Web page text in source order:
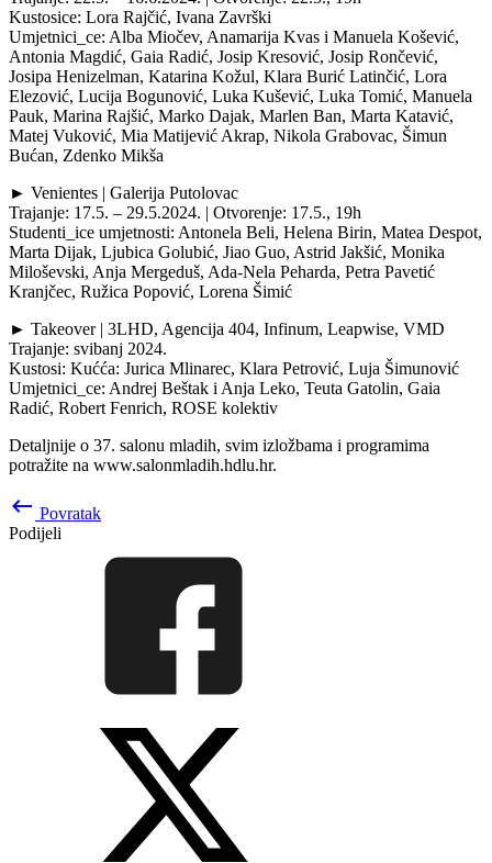
Kustosice: Lora Rajčić, Ivana Završki
Umjetnici_ce: Alba Miočev, Anamarija Kvas i Manuela Košević,
Antonia Magdić, Gaia Radić, Josip Kresović, Josip Rončević,
Josipa Henizelman, Katarina Kožul, Klara Burić Latinčić, Lora
Elezović, Lucija Bogunović, Luka Kušević, Luka Tomić, Manuela
Pauk, Marina Rajšić, Marko Dajak, Marlen Ban, Marta Katavić,
Matej Vuković, Mia Matijević Akrap, Nikola Grabovac, Šimun
Bućan, Zdenko Mikša
► Venientes | Galerija Putolovac
Trajanje: 17.5. – 29.5.2024. | Otvorenje: 17.5., 19h
Studenti_ice umjetnosti: Antonela Beli, Helena Birin, Matea Despot,
Marta Dijak, Ljubica Golubić, Jiao Guo, Astrid Jakšić, Monika
Miloševski, Anja Mergeduš, Ada-Nela Peharda, Petra Pavetić
Kranjčec, Ružica Popović, Lorena Šimić
► Takeover | 3LHD, Agencija 404, Infinum, Leapwise, VMD
Trajanje: svibanj 2024.
Kustosi: Kućća: Jurica Mlinarec, Klara Petrović, Luja Šimunović
Umjetnici_ce: Andrej Beštak i Anja Leko, Teuta Gatolin, Gaia
Radić, Robert Fenrich, ROSE kolektiv
Detaljnije o 37. salonu mladih, svim izložbama i programima
potražite na www.salonmladih.hdlu.hr.
keyboard_backspace Povratak
Podijeli